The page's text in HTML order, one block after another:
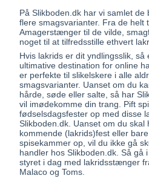
På Slikboden.dk har vi samlet
flere smagsvarianter. Fra de helt
Amagerstænger til de vilde,
noget til at tilfredsstille ethvert
Hvis lakrids er dit yndlingsslik, så
ultimative destination for online
er perfekte til slikelskere i alle
smagsvarianter. Uanset om du
hårde, søde eller salte, så har
vil imødekomme din trang. Pift
fødselsdagsfester op med disse
Slikboden.dk. Uanset om du skal
kommende (lakrids)fest eller
spisekammer op, vil du ikke gå
handler hos Slikboden.dk. Så gå
styret i dag med lakridsstænger
Malaco og Toms.